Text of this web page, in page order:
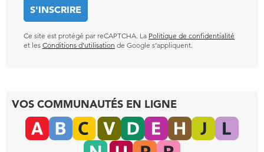
Ce site est protégé par reCAPTCHA. La Politique de confidentialité
et les Conditions d’utilisation de Google s’appliquent.
VOS COMMUNAUTÉS EN LIGNE